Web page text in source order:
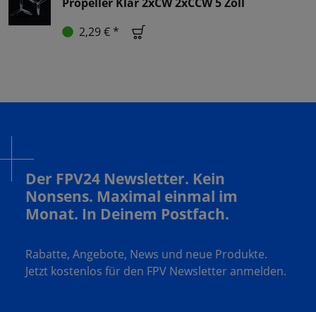
2,29 € *
Der FPV24 Newsletter. Kein
Nonsens. Maximal einmal im
Monat. In Deinem Postfach.
Rabatte, Angebote, News und neue Produkte.
Jetzt kostenlos für den FPV Newsletter anmelden.